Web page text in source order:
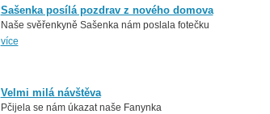
Sašenka posílá pozdrav z nového domova
Naše svěřenkyně Sašenka nám poslala fotečku
více
Velmi milá návštěva
Pčijela se nám úkazat naše Fanynka